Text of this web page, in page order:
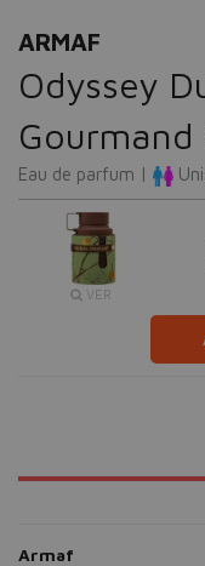
ARMAF
Odyssey
Eau de parfum |
VER
Armaf